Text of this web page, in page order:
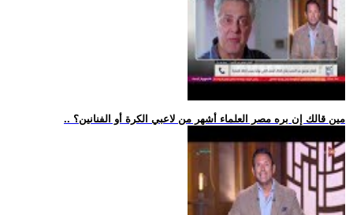
.. مين قالك إن بره مصر العلماء أشهر من لاعبي الكرة أو الفنانين؟